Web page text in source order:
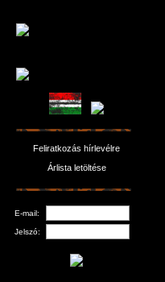
Feliratkozás hírlevélre
Árlista letöltése
E-mail:
Jelszó: